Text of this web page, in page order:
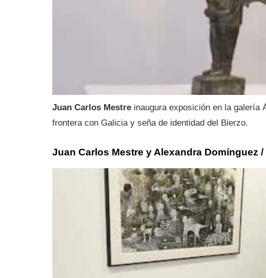
Juan Carlos Mestre inaugura exposición en la galería
frontera con Galicia y seña de identidad del Bierzo.
Juan Carlos Mestre y Alexandra Domínguez